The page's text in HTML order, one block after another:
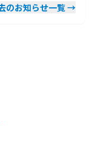
のお知らせ一覧 →